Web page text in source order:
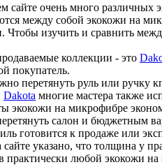
сайте очень много различных
между собой экокожи на
Чтобы изучить и сравнить
коллекции - это
покупатель.
перетянуть руль или ручку
Dakota многие мастера также
экокожи на микрофибре
салон и бюджетным
готовится к продаже или
сайте указано, что толщина у
практически любой экокожи